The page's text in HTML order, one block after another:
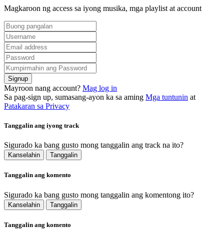
Magkaroon ng access sa iyong musika, mga playlist at account
Signup
Mayroon nang account? Mag log in
Sa pag-sign up, sumasang-ayon ka sa aming Mga tuntunin at
Patakaran sa Privacy
Tanggalin ang iyong track
Sigurado ka bang gusto mong tanggalin ang track na ito?
Kanselahin Tanggalin
Tanggalin ang komento
Sigurado ka bang gusto mong tanggalin ang komentong ito?
Kanselahin Tanggalin
Tanggalin ang komento